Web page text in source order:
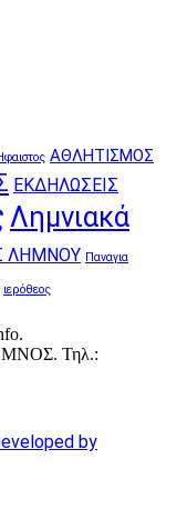
ΑΘΛΗΤΙΣΜΟΣ
ΕΚΔΗΛΩΣΕΙΣ
Λημνιακά
ΛΗΜΝΟΥ Παναγια
ιερόθεος
Τηλ.:
by